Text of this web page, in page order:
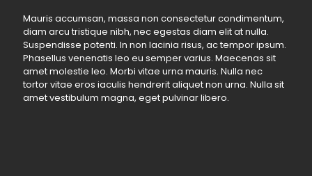
Mauris accumsan, massa non consectetur condimentum,
diam arcu tristique nibh, nec egestas diam elit at nulla.
Suspendisse potenti. In non lacinia risus, ac tempor ipsum.
Phasellus venenatis leo eu semper varius. Maecenas sit
amet molestie leo. Morbi vitae urna mauris. Nulla nec
tortor vitae eros iaculis hendrerit aliquet non urna. Nulla sit
amet vestibulum magna, eget pulvinar libero.